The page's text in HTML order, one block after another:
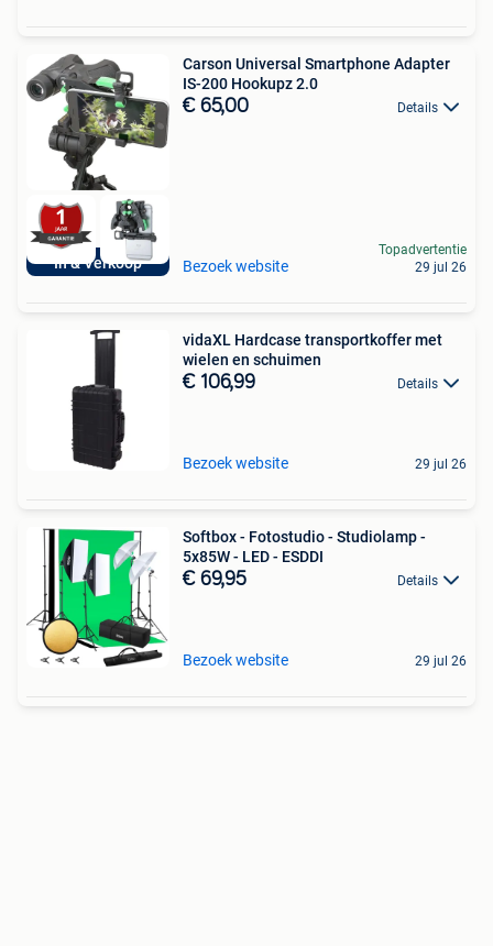
In & Verkoop
Carson Universal Smartphone Adapter
IS-200 Hookupz 2.0
€ 65,00 Details
Bezoek website
Topadvertentie
29 jul 26
vidaXL Hardcase transportkoffer met
wielen en schuimen
€ 106,99 Details
Bezoek website 29 jul 26
Softbox - Fotostudio - Studiolamp -
5x85W - LED - ESDDI
€ 69,95 Details
Bezoek website 29 jul 26